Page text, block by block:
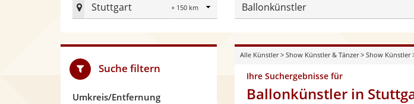
Stuttgart
Ort
Events
festlegen
Ballonkünstler
Alle Künstler> Show Künstler & Tänzer> Show Künstler
Ihre Suchergebnisse für
Ballonkünstler in
Suche filtern
Umkreis/Entfernung